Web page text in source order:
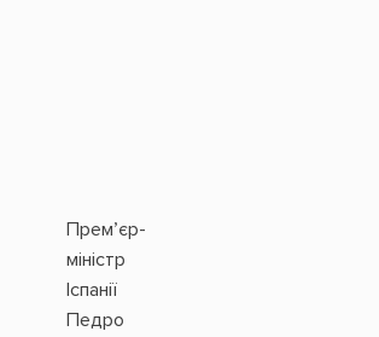
Прем’єр-
міністр
Іспанії
Педро